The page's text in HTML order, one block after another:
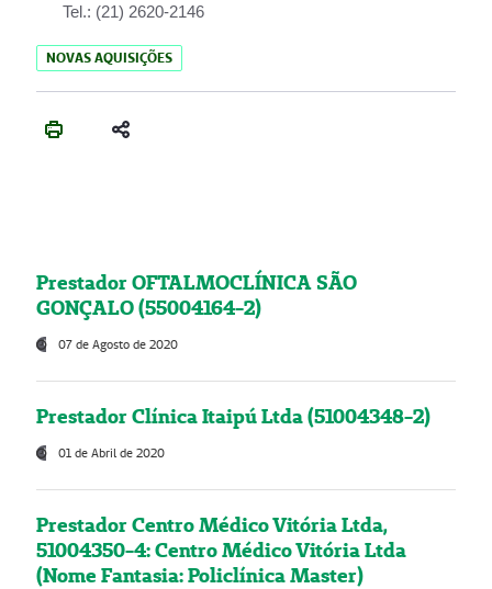
Tel.: (21) 2620-2146
NOVAS AQUISIÇÕES
Prestador OFTALMOCLÍNICA SÃO
GONÇALO (55004164-2)
07 de Agosto de 2020
Prestador Clínica Itaipú Ltda (51004348-2)
01 de Abril de 2020
Prestador Centro Médico Vitória Ltda,
51004350-4: Centro Médico Vitória Ltda
(Nome Fantasia: Policlínica Master)